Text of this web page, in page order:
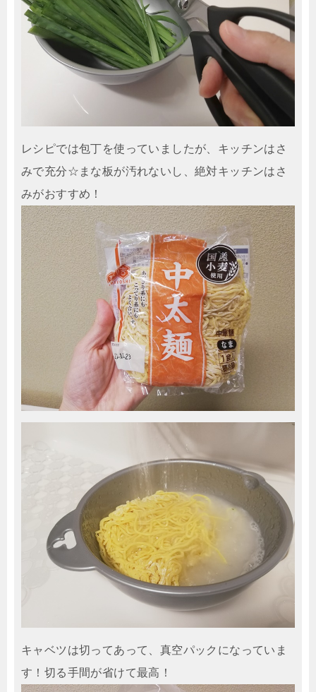
レシピでは包丁を使っていましたが、キッチンはさ
みで充分☆まな板が汚れないし、絶対キッチンはさ
みがおすすめ！
キャベツは切ってあって、真空パックになっていま
す！切る手間が省けて最高！